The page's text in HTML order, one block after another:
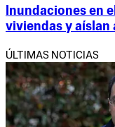
Inundaciones en
viviendas y aíslan
ÚLTIMAS NOTICIAS